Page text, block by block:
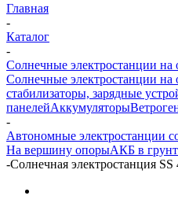
Главная
-
Каталог
-
Солнечные электростанции на
Солнечные электростанции на
стабилизаторы, зарядные
панелейАккумуляторы
-
Автономные электростанции
На вершину опорыАКБ в грунт
-Солнечная электростанция